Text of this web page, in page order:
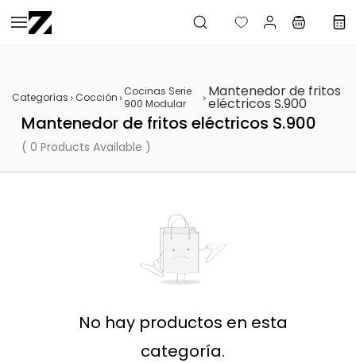
Saltar al
contenido
Categorías Cocción Cocinas Serie
900 Modular
Mantenedor de fritos
eléctricos S.900
Mantenedor de fritos eléctricos S.900
( 0 Products Available )
No hay productos en esta
categoría.